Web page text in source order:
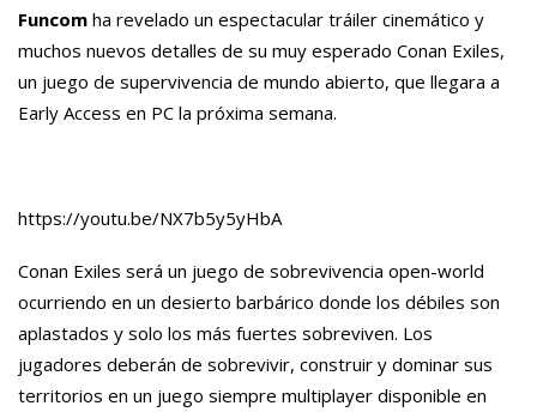
Funcom ha revelado un espectacular tráiler cinemático y
muchos nuevos detalles de su muy esperado Conan Exiles,
un juego de supervivencia de mundo abierto, que llegara a
Early Access en PC la próxima semana.
https://youtu.be/NX7b5y5yHbA
Conan Exiles será un juego de sobrevivencia open-world
ocurriendo en un desierto barbárico donde los débiles son
aplastados y solo los más fuertes sobreviven. Los
jugadores deberán de sobrevivir, construir y dominar sus
territorios en un juego siempre multiplayer disponible en